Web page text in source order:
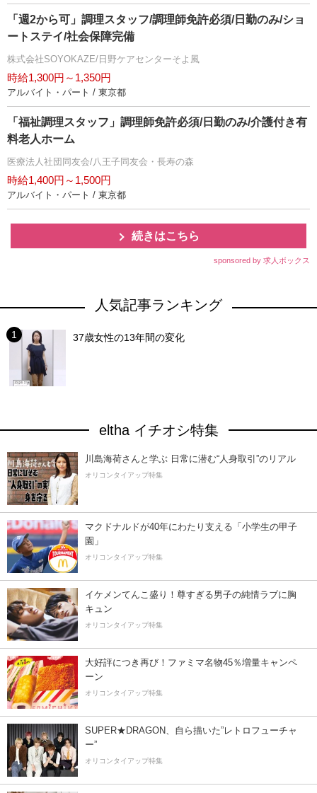
「週2から可」調理スタッフ/調理師免許必須/日勤のみ/ショ
ートステイ/社会保障完備
株式会社SOYOKAZE/日野ケアセンターそよ風
時給1,300円～1,350円
アルバイト・パート / 東京都
「福祉調理スタッフ」調理師免許必須/日勤のみ/介護付き有
料老人ホーム
医療法人社団同友会/八王子同友会・長寿の森
時給1,400円～1,500円
アルバイト・パート / 東京都
続きはこちら
sponsored by 求人ボックス
人気記事ランキング
37歳女性の13年間の変化
eltha イチオシ特集
川島海荷さんと学ぶ 日常に潜む“人身取引”のリアル
オリコンタイアップ特集
マクドナルドが40年にわたり支える「小学生の甲子
園」
オリコンタイアップ特集
イケメンてんこ盛り！尊すぎる男子の純情ラブに胸
キュン
オリコンタイアップ特集
大好評につき再び！ファミマ名物45％増量キャンペ
ーン
オリコンタイアップ特集
SUPER★DRAGON、自ら描いた”レトロフューチャ
ー”
オリコンタイアップ特集